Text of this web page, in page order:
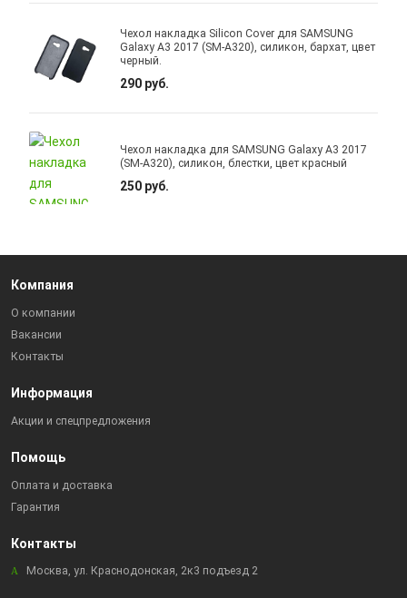
Чехол накладка Silicon Cover для SAMSUNG
Galaxy A3 2017 (SM-A320), силикон, бархат, цвет
черный.
290 руб.
Чехол накладка для SAMSUNG Galaxy A3 2017
(SM-A320), силикон, блестки, цвет красный
250 руб.
Компания
О компании
Вакансии
Контакты
Информация
Акции и спецпредложения
Помощь
Оплата и доставка
Гарантия
Контакты
Москва, ул. Краснодонская, 2к3 подъезд 2